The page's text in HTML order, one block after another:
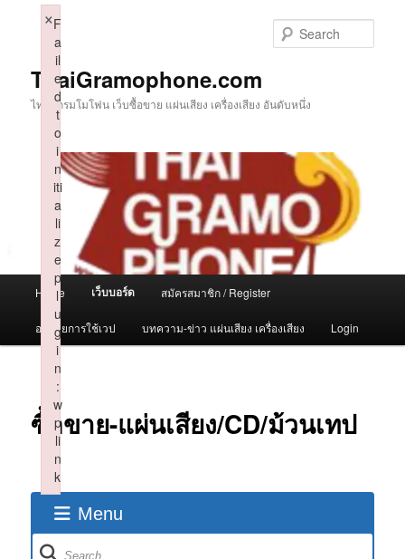
ThaiGramophone.com
ไทยแกรมโมโฟน เว็บซื้อขาย แผ่นเสียง เครื่องเสียง อันดับหนึ่ง
Home เว็บบอร์ด สมัครสมาชิก / Register
อธิบายการใช้เวป บทความ-ข่าว แผ่นเสียง เครื่องเสียง Login
ซื้อขาย-แผ่นเสียง/CD/ม้วนเทป
Menu
Forum
F
a
il
e
d
t
o
i
n
iti
a
li
z
e
p
l
u
g
i
n
:
w
p
li
n
k
×
Failed to initialize plugin: wplink